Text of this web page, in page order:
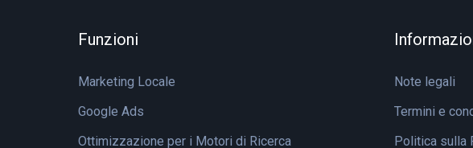
Funzioni
Marketing Locale
Google Ads
Ottimizzazione per i Motori di Ricerca
Note legali
Termini e
Politica sulla